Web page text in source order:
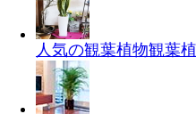
人気の観葉植物観葉